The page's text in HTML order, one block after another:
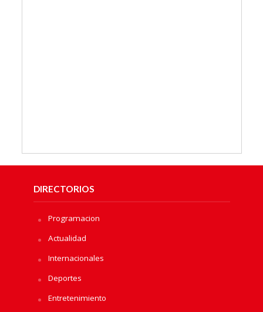
DIRECTORIOS
Programacion
Actualidad
Internacionales
Deportes
Entretenimiento